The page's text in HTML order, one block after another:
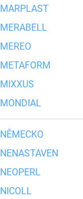
MARPLAST
MERABELL
MEREO
METAFORM
MIXXUS
MONDIAL
NĚMECKO
NENASTAVEN
NEOPERL
NICOLL